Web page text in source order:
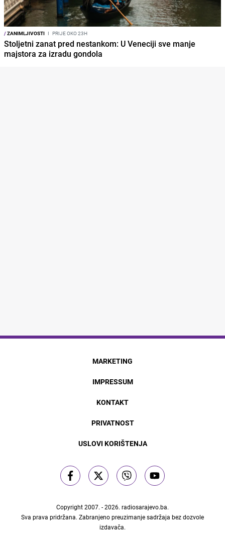
/ZANIMLJIVOSTI I PRIJE OKO 23H
Stoljetni zanat pred nestankom: U Veneciji sve manje
majstora za izradu gondola
MARKETING
IMPRESSUM
KONTAKT
PRIVATNOST
USLOVI KORIŠTENJA
Copyright 2007. - 2026. radiosarajevo.ba.
Sva prava pridržana. Zabranjeno preuzimanje sadržaja bez dozvole
izdavača.